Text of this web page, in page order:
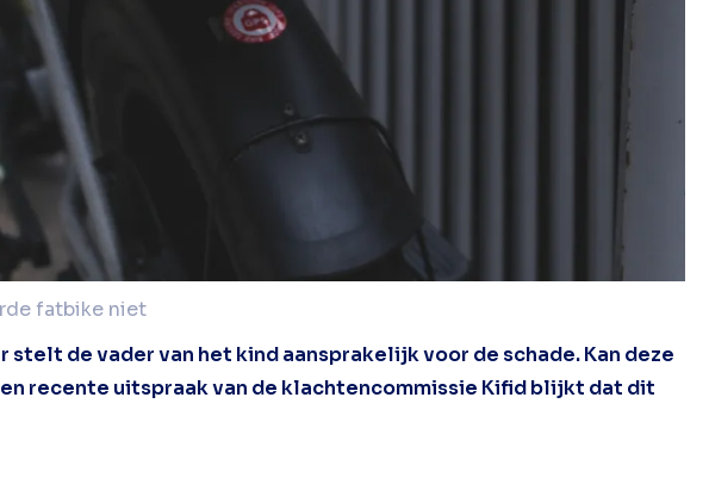
fatbike niet
de vader van het kind aansprakelijk voor de schade. Kan deze
recente uitspraak van de klachtencommissie Kifid blijkt dat dit